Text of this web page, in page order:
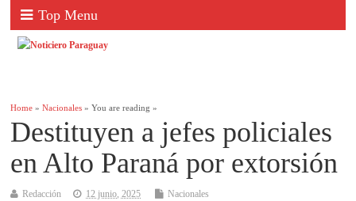
Top Menu
Home »Nacionales » You are reading »
Destituyen a jefes policiales
en Alto Paraná por extorsión
Redacción 12 junio, 2025 Nacionales